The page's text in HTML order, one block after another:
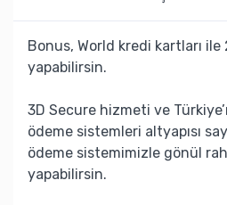
Bonus, World kredi kartları
yapabilirsin.
3D Secure hizmeti ve
ödeme sistemleri altyapısı
ödeme sistemimizle gönül
yapabilirsin.